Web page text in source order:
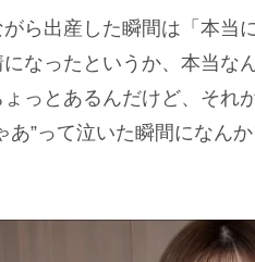
ら出産した瞬間は「本当
なったというか、本当な
っとあるんだけど、それ
あ”って泣いた瞬間になん